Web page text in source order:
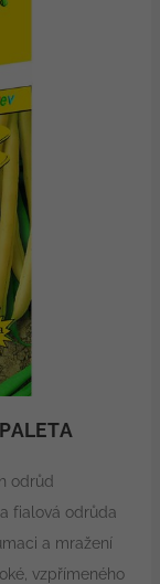
odrůd
fialová odrůda
a mražení
vzpřímeného